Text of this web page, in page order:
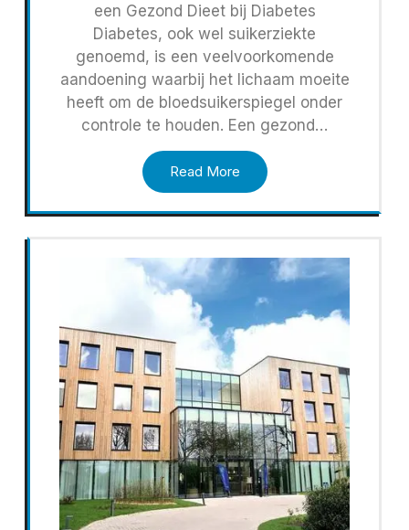
een Gezond Dieet bij Diabetes
Diabetes, ook wel suikerziekte
genoemd, is een veelvoorkomende
aandoening waarbij het lichaam moeite
heeft om de bloedsuikerspiegel onder
controle te houden. Een gezond…
Read More